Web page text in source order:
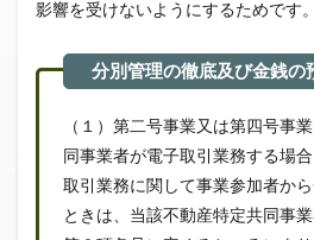
影響を受けないようにするためです。
（１）第二号事業又は第四号事
同事業者が電子取引業務する場
取引業務に関して事業参加者か
ときは、当該不動産特定共同事